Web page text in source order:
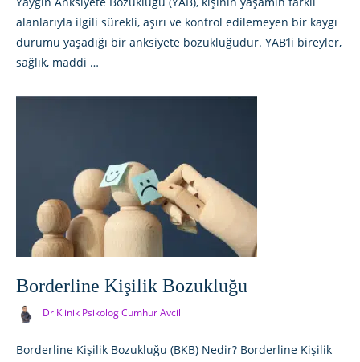
alanlarıyla ilgili sürekli, aşırı ve kontrol edilemeyen bir kaygı
durumu yaşadığı bir anksiyete bozukluğudur. YAB’li bireyler,
sağlık, maddi …
Borderline Kişilik Bozukluğu
Dr Klinik Psikolog Cumhur Avcil
Borderline Kişilik Bozukluğu (BKB) Nedir? Borderline Kişilik